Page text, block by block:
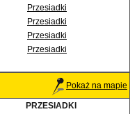
Przesiadki
Przesiadki
Przesiadki
Przesiadki
Pokaż na mapie
PRZESIADKI